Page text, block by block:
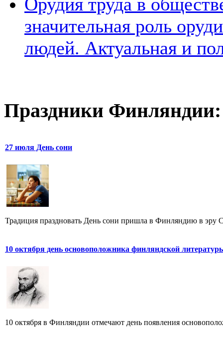
значительная роль
людей. Актуальная и
Праздники Финляндии:
27 июля День сони
Традиция праздновать День сони пришла в Финляндию в эру
10 октября день основоположника финляндской
10 октября в Финляндии отмечают день появления